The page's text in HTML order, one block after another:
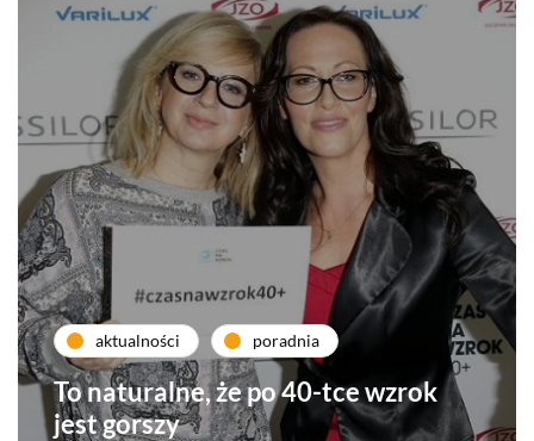
aktualności poradnia
To naturalne, że po 40-tce wzrok
jest gorszy